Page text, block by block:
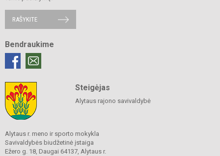
RAŠYKITE
Bendraukime
Steigėjas
Alytaus rajono savivaldybė
Alytaus r. meno ir sporto mokykla
Savivaldybės biudžetinė įstaiga
Ežero g. 18, Daugai 64137, Alytaus r.